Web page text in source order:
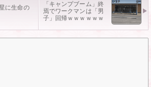
に生命の
「キャンプブーム」終
焉でワークマンは「男
子」回帰ｗｗｗｗｗｗ